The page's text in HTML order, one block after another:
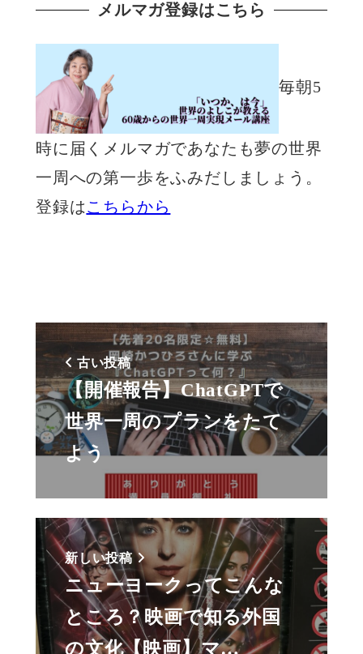
メルマガ登録はこちら
毎朝5
時に届くメルマガであなたも夢の世界
一周への第一歩をふみだしましょう。
登録はこちらから
古い投稿
【開催報告】ChatGPTで
世界一周のプランをたて
よう
新しい投稿
ニューヨークってこんな
ところ？映画で知る外国
の文化【映画】マ…